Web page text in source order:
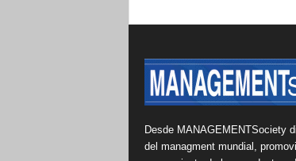
Desde MANAGEMENTSociety
del managment mundial,